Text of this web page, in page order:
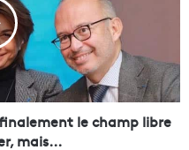
le champ libre
mais...